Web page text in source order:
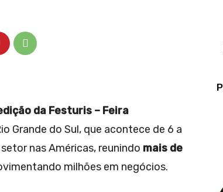
da Festuris – Feira
Grande do Sul, que acontece de 6 a
nas Américas, reunindo mais de
milhões em negócios.